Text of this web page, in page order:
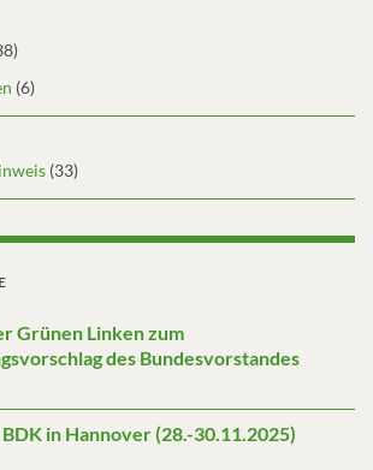
(6)
(33)
Grünen Linken zum
des Bundesvorstandes
in Hannover (28.-30.11.2025)